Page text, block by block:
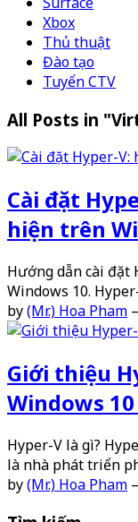
Xbox
Thủ thuật
Đào tạo
Tuyển CTV
All Posts in
Cài đặt
hiện trên
Hướng dẫn cài đặt
Windows 10.
by(Mr.) Hoa Pham
Giới thiệu
Windows
Hyper-V là gì?
là nhà phát triển
by(Mr.) Hoa Pham